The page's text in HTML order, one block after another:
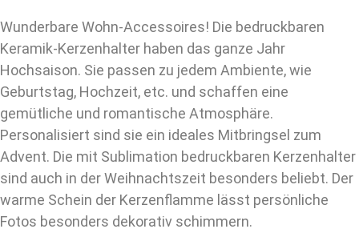
Wunderbare Wohn-Accessoires! Die bedruckbaren
Keramik-Kerzenhalter haben das ganze Jahr
Hochsaison. Sie passen zu jedem Ambiente, wie
Geburtstag, Hochzeit, etc. und schaffen eine
gemütliche und romantische Atmosphäre.
Personalisiert sind sie ein ideales Mitbringsel zum
Advent. Die mit Sublimation bedruckbaren Kerzenhalter
sind auch in der Weihnachtszeit besonders beliebt. Der
warme Schein der Kerzenflamme lässt persönliche
Fotos besonders dekorativ schimmern.